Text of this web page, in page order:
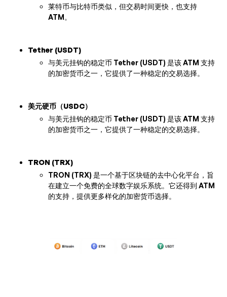
莱特币与比特币类似，但交易时间更快，也支持
ATM。
Tether (USDT)
与美元挂钩的稳定币 Tether (USDT) 是该 ATM 支持
的加密货币之一，它提供了一种稳定的交易选择。
美元硬币（USDC）
与美元挂钩的稳定币 Tether (USDT) 是该 ATM 支持
的加密货币之一，它提供了一种稳定的交易选择。
TRON (TRX)
TRON (TRX) 是一个基于区块链的去中心化平台，旨
在建立一个免费的全球数字娱乐系统。它还得到 ATM
的支持，提供更多样化的加密货币选择。